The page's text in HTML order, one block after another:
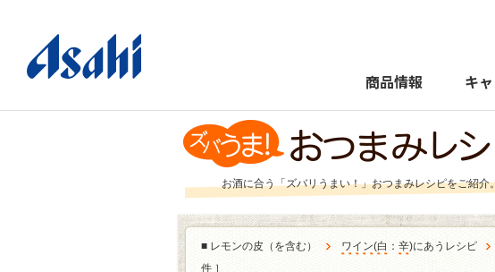
商品情報 キ
お酒に合う「ズバリうまい！」おつまみレシピをご紹介
■ レモンの皮（を含む） ワイン(白 ： 辛)にあうレシピ
件 ］